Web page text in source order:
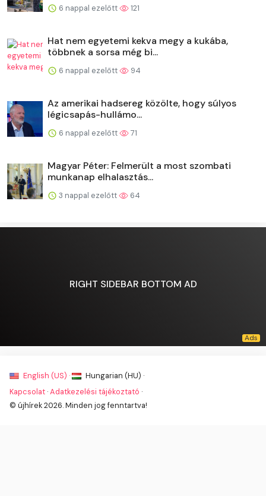
6 nappal ezelőtt 121
Hat nem egyetemi kekva megy a kukába,
többnek a sorsa még bi...
6 nappal ezelőtt 94
Az amerikai hadsereg közölte, hogy súlyos
légicsapás-hullámo...
6 nappal ezelőtt 71
Magyar Péter: Felmerült a most szombati
munkanap elhalasztás...
3 nappal ezelőtt 64
RIGHT SIDEBAR BOTTOM AD
English (US) ·
Hungarian (HU) ·
Kapcsolat ·Adatkezelési tájékoztató ·
© újhírek 2026. Minden jog fenntartva!